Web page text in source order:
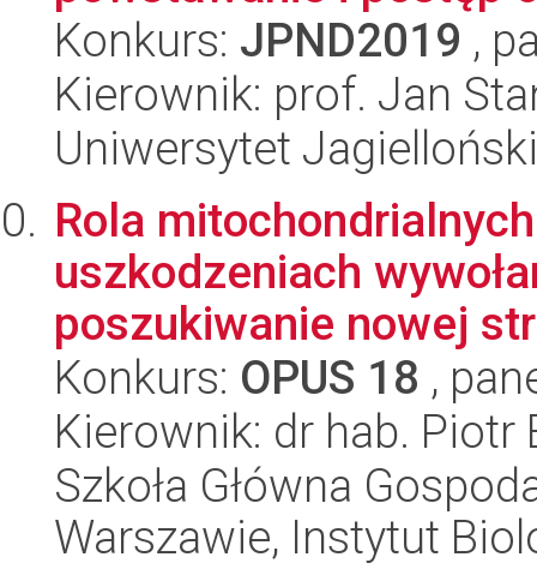
Konkurs: JPND2019 ,
Kierownik: prof. Jan
Uniwersytet Jagielloński
Rola
uszkodzeniach
poszukiwanie nowej
Konkurs: OPUS 18 ,
Kierownik: dr hab. Piotr
Szkoła Główna
Warszawie, Instytut